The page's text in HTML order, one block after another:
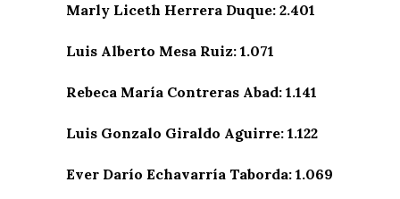
Marly Liceth Herrera Duque: 2.401
Luis Alberto Mesa Ruiz: 1.071
Rebeca María Contreras Abad: 1.141
Luis Gonzalo Giraldo Aguirre: 1.122
Ever Darío Echavarría Taborda: 1.069